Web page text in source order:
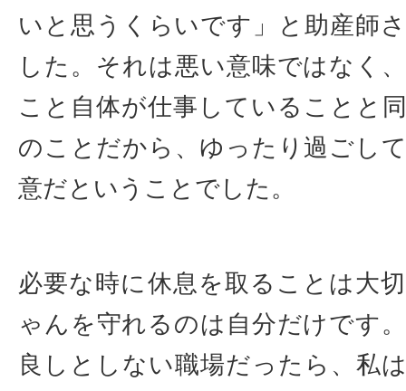
いと思うくらいです」と助産師
した。それは悪い意味ではなく
こと自体が仕事していることと
のことだから、ゆったり過ごし
意だということでした。
必要な時に休息を取ることは大
ゃんを守れるのは自分だけです
良しとしない職場だったら、私